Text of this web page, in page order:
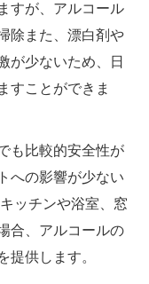
すが、アルコール
除また、漂白剤や
が少ないため、日
すことができま
も比較的安全性が
への影響が少ない
ッチンや浴室、窓
合、アルコールの
提供します。